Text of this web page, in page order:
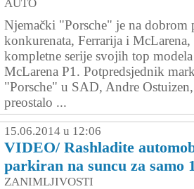
AUTO
Njemački "Porsche" je na dobrom
konkurenata, Ferrarija i
kompletne serije svojih top
McLarena P1. Potpredsjednik
"Porsche" u SAD, Andre
preostalo ...
15.06.2014 u 12:06
VIDEO/ Rashladite
parkiran na suncu za samo
ZANIMLJIVOSTI